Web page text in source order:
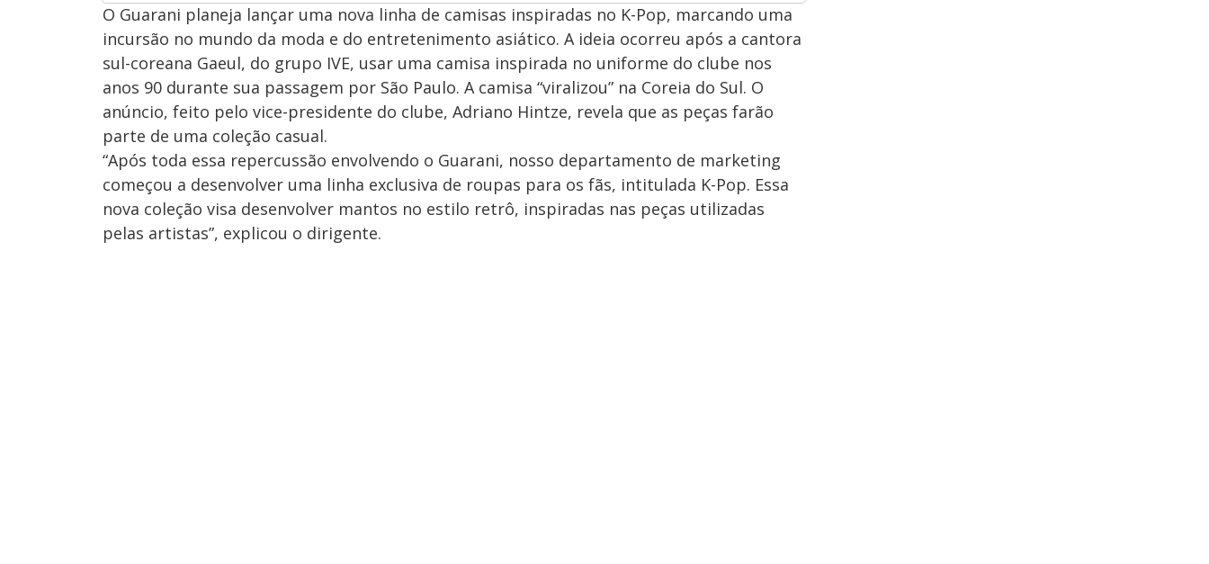
O Guarani planeja lançar uma nova linha de camisas inspiradas no K-Pop, marcando uma
incursão no mundo da moda e do entretenimento asiático. A ideia ocorreu após a cantora
sul-coreana Gaeul, do grupo IVE, usar uma camisa inspirada no uniforme do clube nos
anos 90 durante sua passagem por São Paulo. A camisa “viralizou” na Coreia do Sul. O
anúncio, feito pelo vice-presidente do clube, Adriano Hintze, revela que as peças farão
parte de uma coleção casual.
“Após toda essa repercussão envolvendo o Guarani, nosso departamento de marketing
começou a desenvolver uma linha exclusiva de roupas para os fãs, intitulada K-Pop. Essa
nova coleção visa desenvolver mantos no estilo retrô, inspiradas nas peças utilizadas
pelas artistas”, explicou o dirigente.